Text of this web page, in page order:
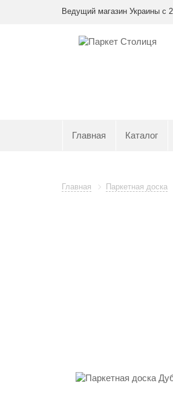
Ведущий магазин Украины с
Главная Каталог
Главная Паркетная доска